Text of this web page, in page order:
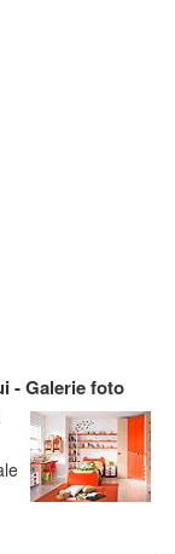
- Galerie foto